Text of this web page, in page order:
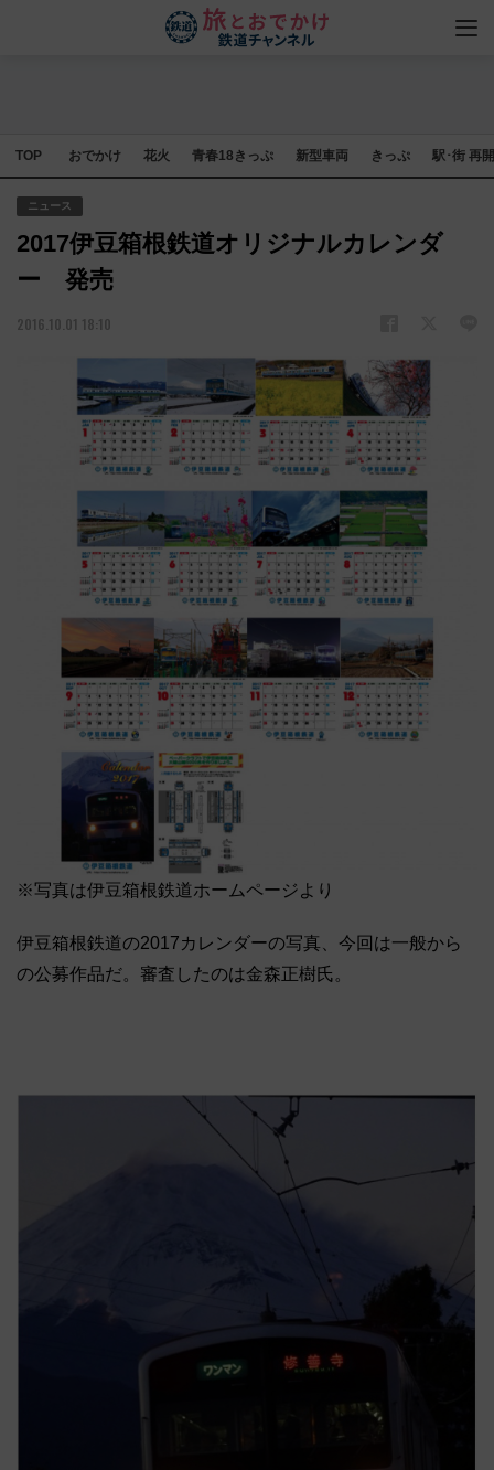
TOP おでかけ 花火 青春18きっぷ 新型車両 きっぷ 駅･街 再
ニュース
2017伊豆箱根鉄道オリジナルカレンダ
ー 発売
2016.10.01 18:10
※写真は伊豆箱根鉄道ホームページより
伊豆箱根鉄道の2017カレンダーの写真、今回は一般から
の公募作品だ。審査したのは金森正樹氏。